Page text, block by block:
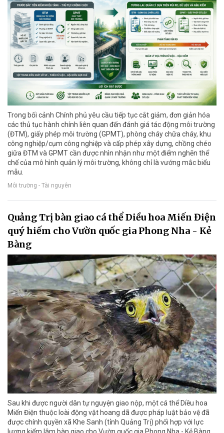
Trong bối cảnh Chính phủ yêu cầu tiếp tục cắt giảm, đơn giản hóa
các thủ tục hành chính liên quan đến đánh giá tác động môi trường
(ĐTM), giấy phép môi trường (GPMT), phòng cháy chữa cháy, khu
công nghiệp/cụm công nghiệp và cấp phép xây dựng, chồng chéo
giữa ĐTM và GPMT cần được nhìn nhận như một điểm nghẽn thể
chế của mô hình quản lý môi trường, không chỉ là vướng mắc biểu
mẫu.
Môi trường - Tài nguyên
Quảng Trị bàn giao cá thể Diều hoa Miến Điện
quý hiếm cho Vườn quốc gia Phong Nha - Kẻ
Bàng
Sau khi được người dân tự nguyện giao nộp, một cá thể Diều hoa
Miến Điện thuộc loài động vật hoang dã được pháp luật bảo vệ đã
được chính quyền xã Khe Sanh (tỉnh Quảng Trị) phối hợp với lực